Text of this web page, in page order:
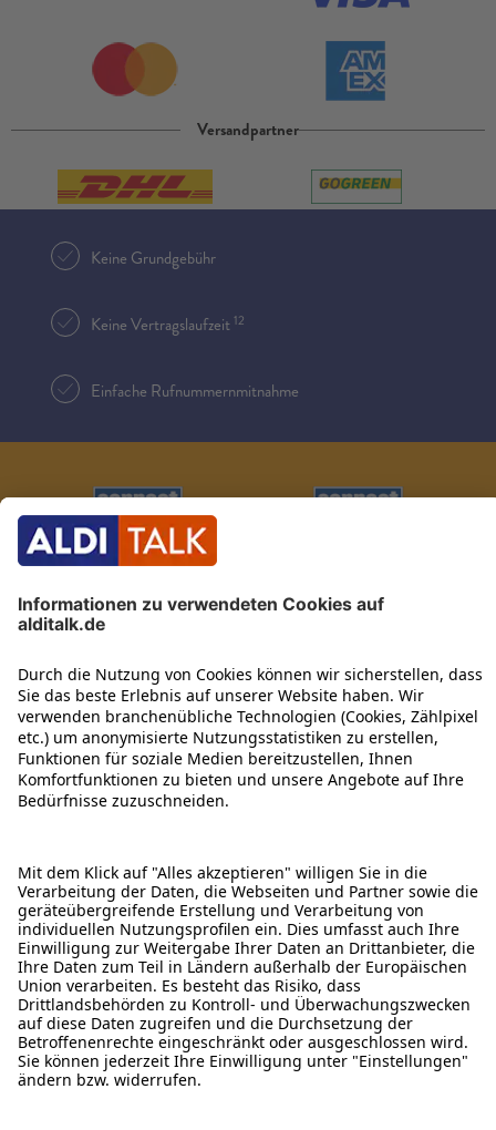
Versandpartner
Keine Grundgebühr
Keine Vertragslaufzeit12
Einfache Rufnummernmitnahme
ÜBER DIESE SEITE
ALDI TALK WEBSHOP
ALDI TALK MOBILFUNK
HILFE-THEMEN
ALDI SERVICES